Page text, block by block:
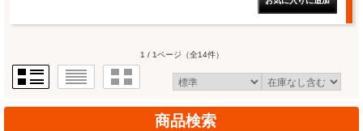
1 / 1ページ （全14件）
商品検索